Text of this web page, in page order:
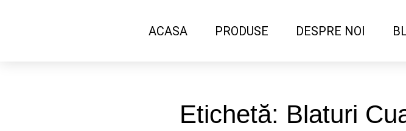
ACASA PRODUSE DESPRE NOI
Etichetă: Blaturi